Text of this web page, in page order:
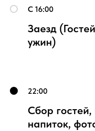
С 16:00
Заезд
ужин)
22:00
Сбор
напиток,